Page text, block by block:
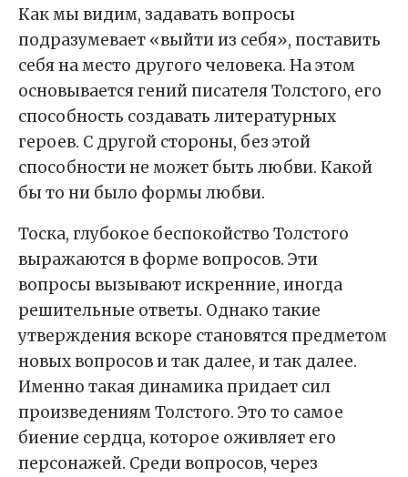
Как мы видим, задавать вопросы
подразумевает «выйти из себя», поставить
себя на место другого человека. На этом
основывается гений писателя Толстого, его
способность создавать литературных
героев. С другой стороны, без этой
способности не может быть любви. Какой
бы то ни было формы любви.
Тоска, глубокое беспокойство Толстого
выражаются в форме вопросов. Эти
вопросы вызывают искренние, иногда
решительные ответы. Однако такие
утверждения вскоре становятся предметом
новых вопросов и так далее, и так далее.
Именно такая динамика придает сил
произведениям Толстого. Это то самое
биение сердца, которое оживляет его
персонажей. Среди вопросов, через